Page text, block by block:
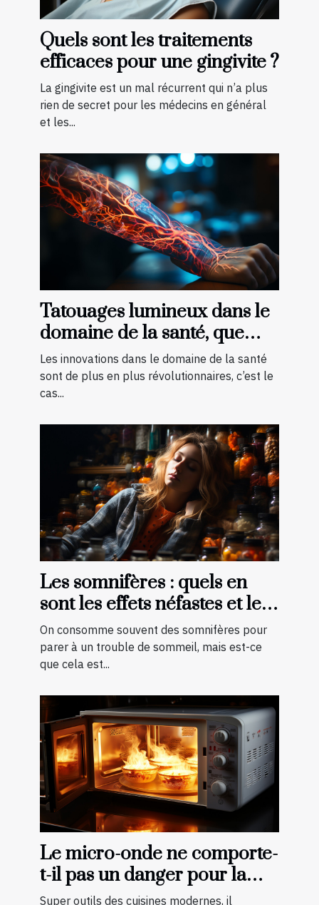
Quels sont les traitements
efficaces pour une gingivite ?
La gingivite est un mal récurrent qui n’a plus
rien de secret pour les médecins en général
et les...
Tatouages lumineux dans le
domaine de la santé, que
faut-il savoir ?
Les innovations dans le domaine de la santé
sont de plus en plus révolutionnaires, c’est le
cas...
Les somnifères : quels en
sont les effets néfastes et les
palliatifs ?
On consomme souvent des somnifères pour
parer à un trouble de sommeil, mais est-ce
que cela est...
Le micro-onde ne comporte-
t-il pas un danger pour la
cuisson des aliments ?
Super outils des cuisines modernes, il